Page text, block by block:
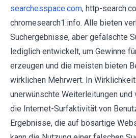
searchesspace.com, http-
chromesearch1.info. Alle bieten
Suchergebnisse, aber gefälschte
lediglich entwickelt, um Gewinne
erzeugen und die meisten bieten
wirklichen Mehrwert. In
unerwünschte Weiterleitungen
die Internet-Surfaktivität von
Ergebnisse, die auf bösartige